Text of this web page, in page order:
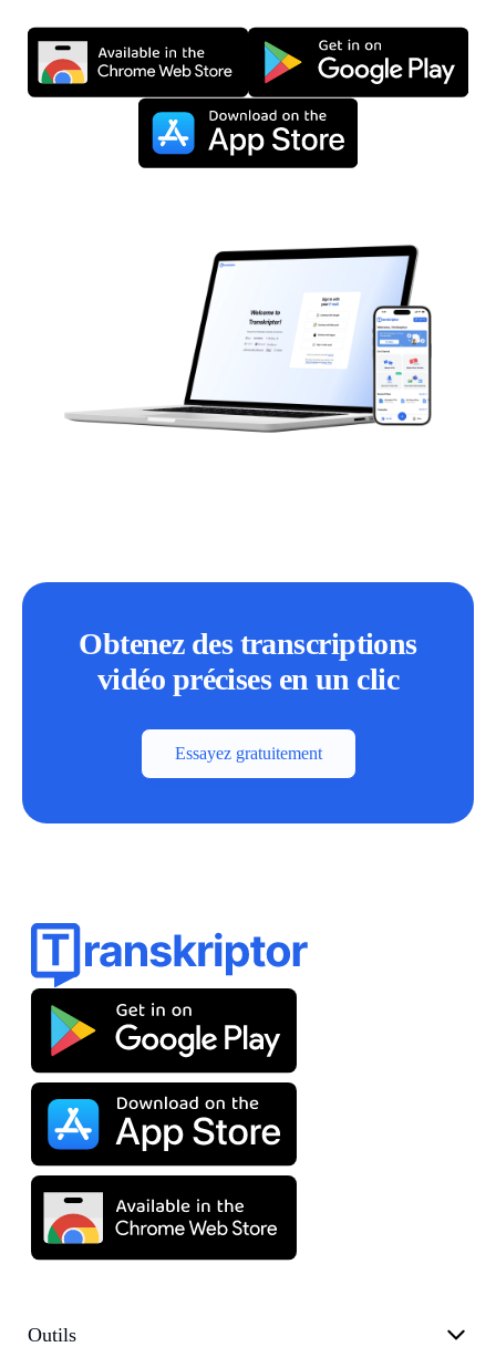
Obtenez des transcriptions
vidéo précises en un clic
Essayez gratuitement
Outils